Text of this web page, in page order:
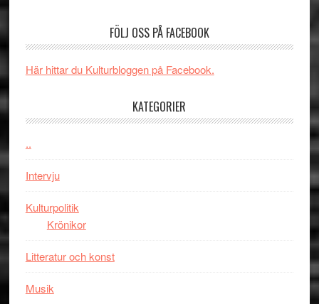
och
Jackie
synas
Vem
FÖLJ OSS PÅ FACEBOOK
Här hittar du Kulturbloggen på Facebook.
KATEGORIER
..
Intervju
Kulturpolitik
Krönikor
Litteratur och konst
Musik